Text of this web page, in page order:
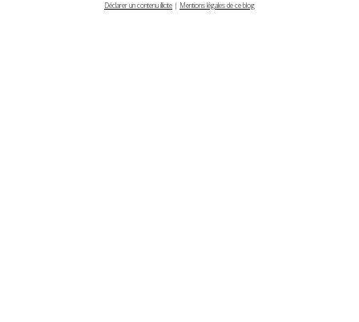
Déclarer un contenu illicite | Mentions légales de ce blog